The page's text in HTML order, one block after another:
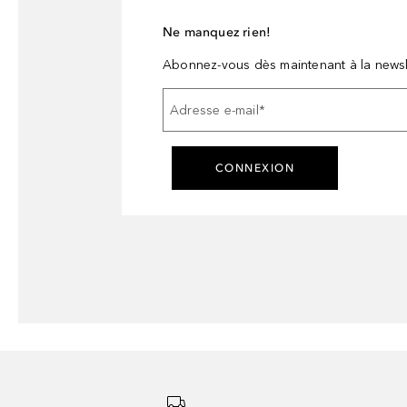
Ne manquez rien!
Abonnez-vous dès maintenant à la
Adresse e-mail *
CONNEXION